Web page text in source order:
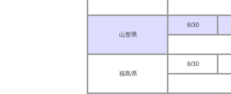
山形県
8/30
福島県
8/30